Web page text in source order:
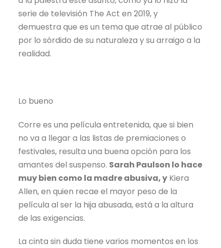
serie de televisión The Act en 2019, y
demuestra que es un tema que atrae al público
por lo sórdido de su naturaleza y su arraigo a la
realidad.
Lo bueno
Corre es una película entretenida, que si bien
no va a llegar a las listas de premiaciones o
festivales, resulta una buena opción para los
amantes del suspenso. Sarah Paulson lo hace
muy bien como la madre abusiva, y Kiera
Allen, en quien recae el mayor peso de la
película al ser la hija abusada, está a la altura
de las exigencias.
La cinta sin duda tiene varios momentos en los